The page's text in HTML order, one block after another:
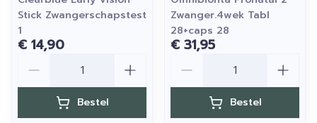
Stick Zwangerschapstest
1
€ 14,90
Bestel
Zwanger.4wek Tabl
28+caps 28
€ 31,95
Bestel